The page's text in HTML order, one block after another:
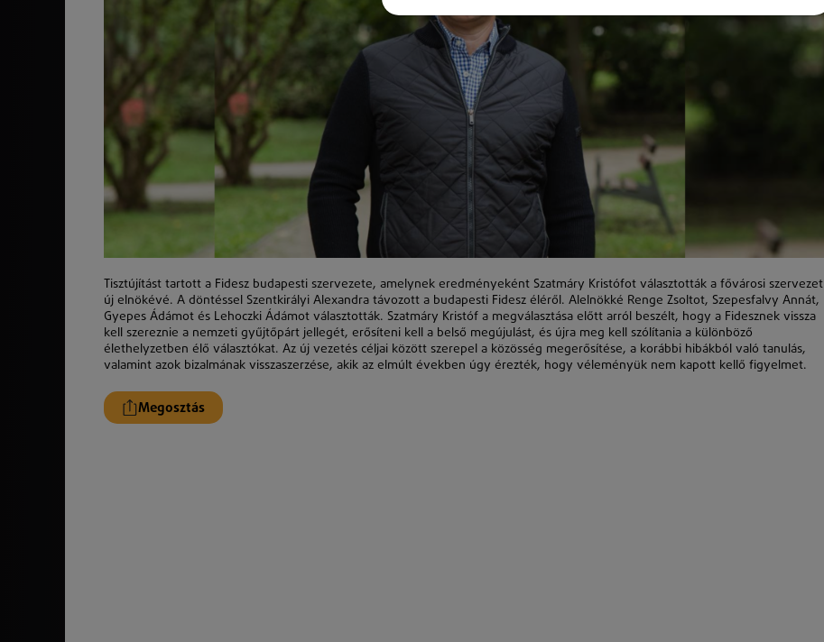
Tisztújítást tartott a Fidesz budapesti szervezete, amelynek eredményeként Szatmáry Kristófot választották a fővárosi szervezet
új elnökévé. A döntéssel Szentkirályi Alexandra távozott a budapesti Fidesz éléről. Alelnökké Renge Zsoltot, Szepesfalvy Annát,
Gyepes Ádámot és Lehoczki Ádámot választották. Szatmáry Kristóf a megválasztása előtt arról beszélt, hogy a Fidesznek vissza
kell szereznie a nemzeti gyűjtőpárt jellegét, erősíteni kell a belső megújulást, és újra meg kell szólítania a különböző
élethelyzetben élő választókat. Az új vezetés céljai között szerepel a közösség megerősítése, a korábbi hibákból való tanulás,
valamint azok bizalmának visszaszerzése, akik az elmúlt években úgy érezték, hogy véleményük nem kapott kellő figyelmet.
Megosztás